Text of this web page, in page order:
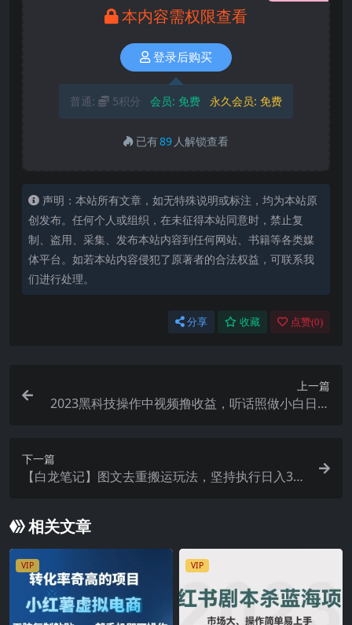
本内容需权限查看
登录后购买
普通: 5积分 会员: 免费 永久会员: 免费
已有89 人解锁查看
声明：本站所有文章，如无特殊说明或标注，均为本站原
创发布。任何个人或组织，在未征得本站同意时，禁止复
制、盗用、采集、发布本站内容到任何网站、书籍等各类媒
体平台。如若本站内容侵犯了原著者的合法权益，可联系我
们进行处理。
分享 收藏 点赞(0)
上一篇
2023黑科技操作中视频撸收益，听话照做小白日入
下一篇
【白龙笔记】图文去重搬运玩法，坚持执行日入30
相关文章
VIP VIP